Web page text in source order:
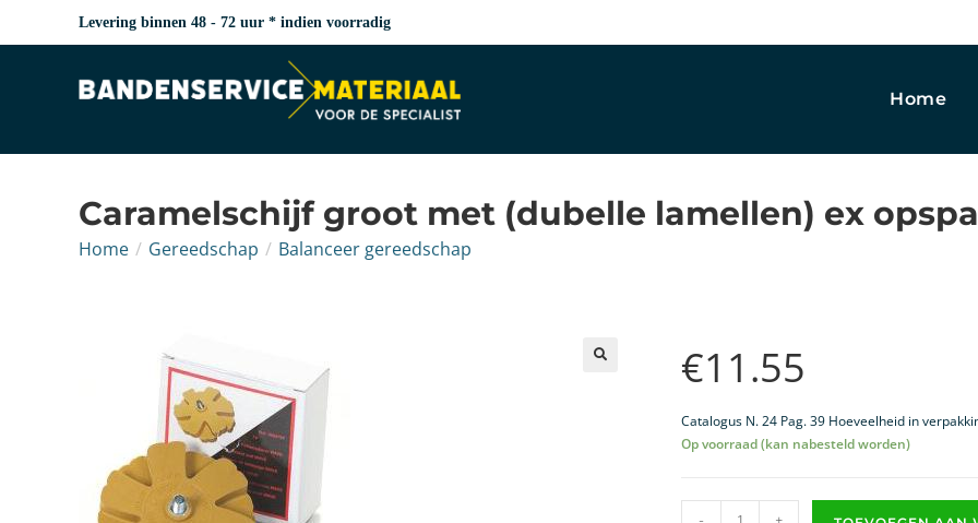
Levering binnen 48 - 72 uur * indien voorradig
Home
Caramelschijf groot met (dubelle lamellen) ex
Home / Gereedschap / Balanceer gereedschap
€11.55
Catalogus N. 24 Pag. 39 Hoeveelheid in
Op voorraad (kan nabesteld worden)